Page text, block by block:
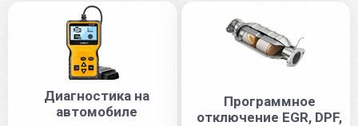
Диагностика на
автомобиле
Программное
отключение EGR, DPF,